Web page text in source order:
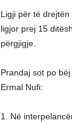
Ligji për të
ligjor prej 15
përgjigje.
Prandaj sot po
Ermal Nufi:
1. Në